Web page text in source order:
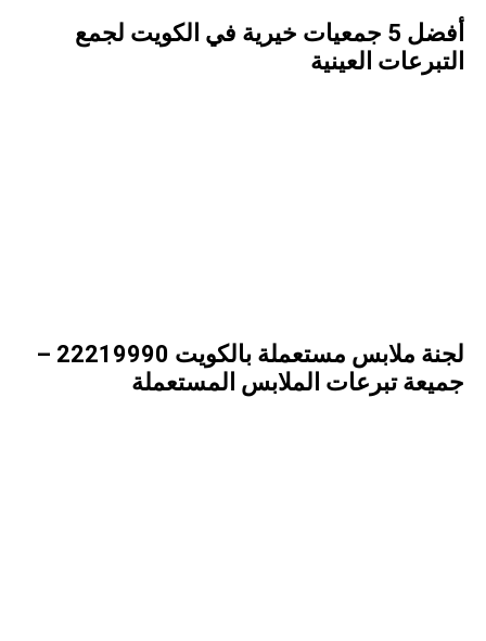
أفضل 5 جمعيات خيرية في الكويت لجمع
التبرعات العينية
لجنة ملابس مستعملة بالكويت 22219990 –
جميعة تبرعات الملابس المستعملة